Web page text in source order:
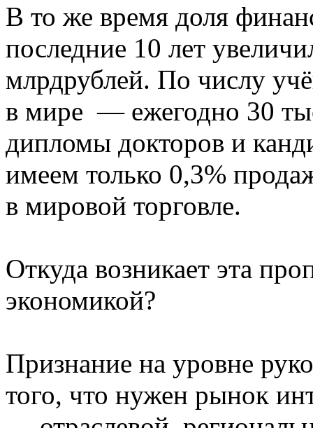
В то же время доля
последние 10 лет
млрдрублей. По числу
в мире — ежегодно 30
дипломы докторов и
имеем только 0,3%
в мировой торговле.
Откуда возникает эта
экономикой?
Признание на уровне
того, что нужен рынок